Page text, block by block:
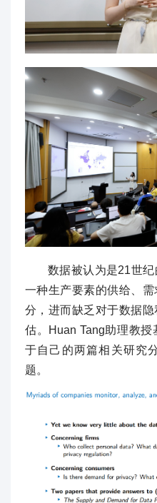
数据被认为是21世
一种生产要素的供给、
分，进而缺乏对于数据
估。Huan Tang助理教
于自己的两篇相关研究
题。